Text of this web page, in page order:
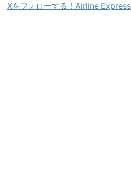
Xをフォローする！Airline Express